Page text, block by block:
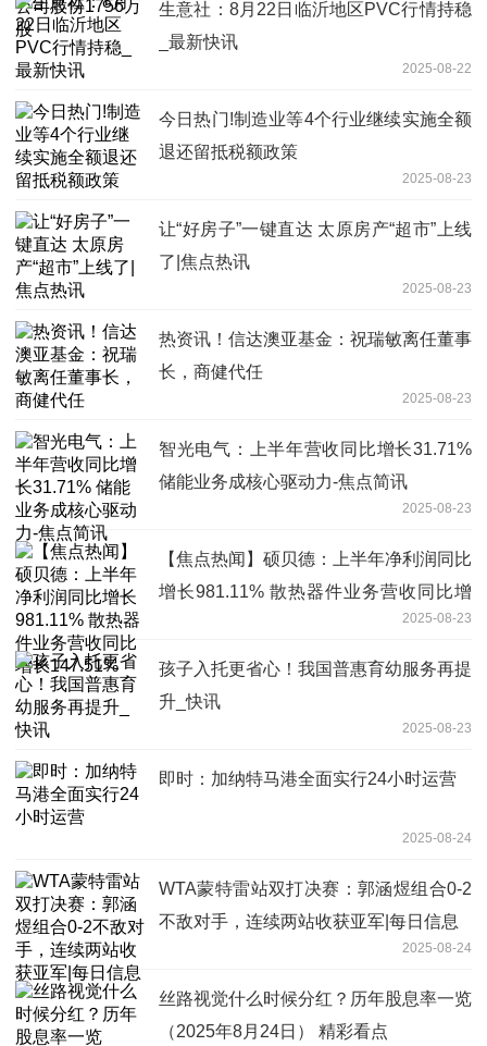
生意社：8月22日临沂地区PVC行情持稳
_最新快讯
2025-08-22
今日热门!制造业等4个行业继续实施全额
退还留抵税额政策
2025-08-23
让“好房子”一键直达 太原房产“超市”上线
了|焦点热讯
2025-08-23
热资讯！信达澳亚基金：祝瑞敏离任董事
长，商健代任
2025-08-23
智光电气：上半年营收同比增长31.71%
储能业务成核心驱动力-焦点简讯
2025-08-23
【焦点热闻】硕贝德：上半年净利润同比
增长981.11% 散热器件业务营收同比增
2025-08-23
孩子入托更省心！我国普惠育幼服务再提
升_快讯
2025-08-23
即时：加纳特马港全面实行24小时运营
2025-08-24
WTA蒙特雷站双打决赛：郭涵煜组合0-2
不敌对手，连续两站收获亚军|每日信息
2025-08-24
丝路视觉什么时候分红？历年股息率一览
（2025年8月24日） 精彩看点